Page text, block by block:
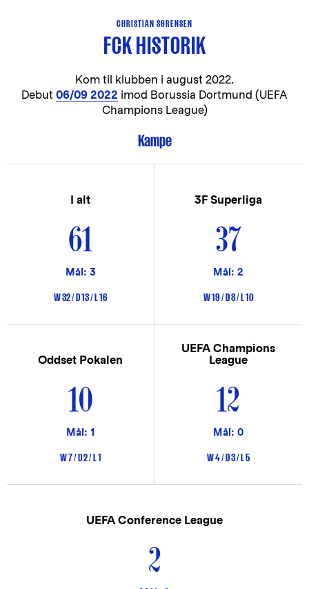
CHRISTIAN SØRENSEN
FCK HISTORIK
Kom til klubben i august 2022.
Debut 06/09 2022 imod Borussia Dortmund (UEFA
Champions League)
Kampe
I alt
61
Mål: 3
W 32 / D 13 / L 16
3F Superliga
37
Mål: 2
W 19 / D 8 / L 10
Oddset Pokalen
10
Mål: 1
W 7 / D 2 / L 1
UEFA Champions
League
12
Mål: 0
W 4 / D 3 / L 5
UEFA Conference League
2